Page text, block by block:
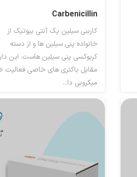
Carbenicillin
کاربنی سیلین یک آنتی بیوتیک از
خانواده پنی سیلین ها و از دسته
کربوکسی پنی سیلین هاست. این
مقابل باکتری های خاصی
میکروبی دا...